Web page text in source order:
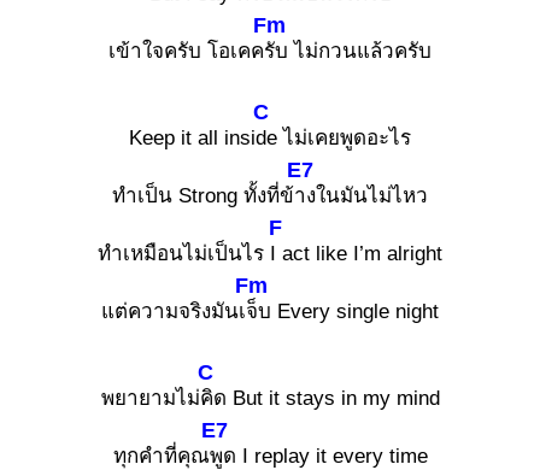
เข้าใจครับ โอเคค
Fm
รับ ไม่กวนแล้วครับ
Keep it all insi
C
de ไม่เคยพูดอะไร
ทำเป็น Strong ทั้งที่ข้
E7
างในมันไม่ไหว
ทำเหมือนไม่เป็นไร
F
I act like I’m alright
แต่ความจริงมันเ
Fm
จ็บ Every single night
พยายามไม่
C
คิด But it stays in my mind
ทุกคำที่คุณ
E7
พูด I replay it every time